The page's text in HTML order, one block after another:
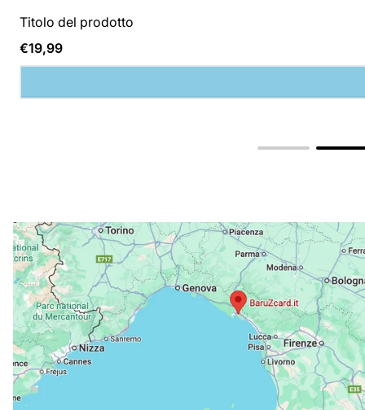
Titolo del prodotto
Prezzo
normale
€19,99